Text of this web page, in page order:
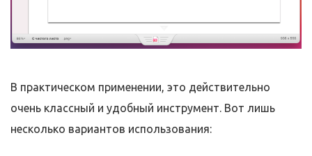
В практическом применении, это действительно
очень классный и удобный инструмент. Вот лишь
несколько вариантов использования: